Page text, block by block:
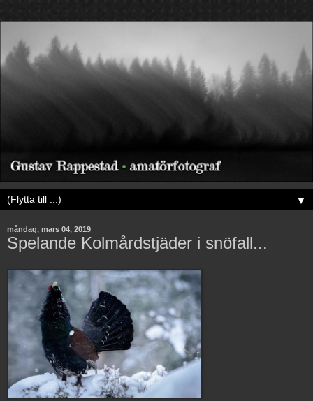
▼
måndag, mars 04, 2019
Spelande Kolmårdstjäder i snöfall...